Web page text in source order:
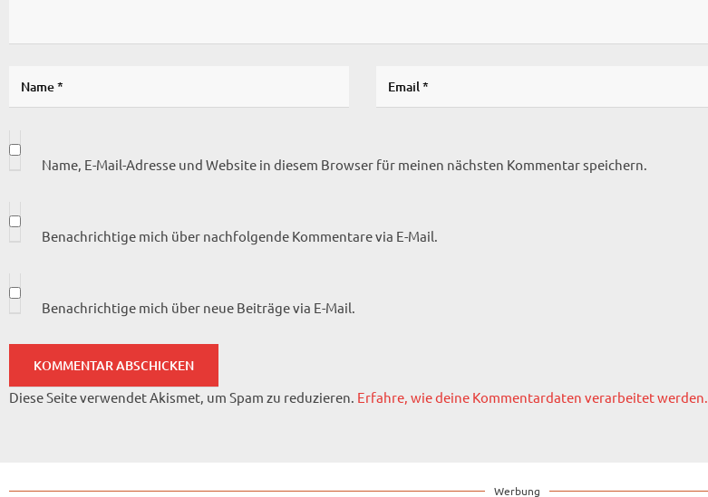
Name, E-Mail-Adresse und Website in diesem Browser für meinen nächsten Kommentar speichern.
Benachrichtige mich über nachfolgende Kommentare via E-Mail.
Benachrichtige mich über neue Beiträge via E-Mail.
Diese Seite verwendet Akismet, um Spam zu reduzieren. Erfahre, wie deine Kommentardaten verarbeitet werden.
Werbung